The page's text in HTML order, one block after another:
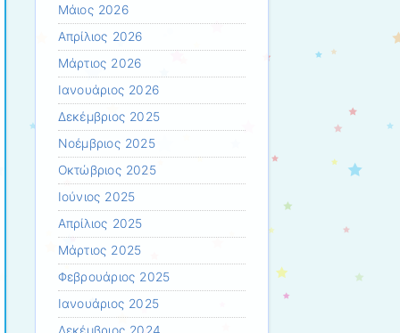
Μάιος 2026
Απρίλιος 2026
Μάρτιος 2026
Ιανουάριος 2026
Δεκέμβριος 2025
Νοέμβριος 2025
Οκτώβριος 2025
Ιούνιος 2025
Απρίλιος 2025
Μάρτιος 2025
Φεβρουάριος 2025
Ιανουάριος 2025